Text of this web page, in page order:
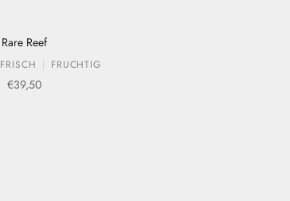
Rare Reef
FRISCH FRUCHTIG
Verkaufspreis
€39,50